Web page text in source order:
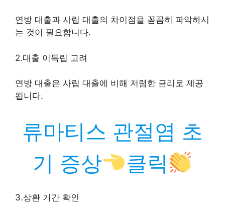
연방 대출과 사립 대출의 차이점을 꼼꼼히 파악하시
는 것이 필요합니다.
2.대출 이독립 고려
연방 대출은 사립 대출에 비해 저렴한 금리로 제공
됩니다.
류마티스 관절염 초
기 증상
클릭
3.상환 기간 확인